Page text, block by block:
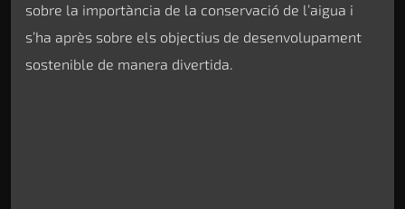
sobre la importància de la conservació de l’aigua i
s’ha après sobre els objectius de desenvolupament
sostenible de manera divertida.